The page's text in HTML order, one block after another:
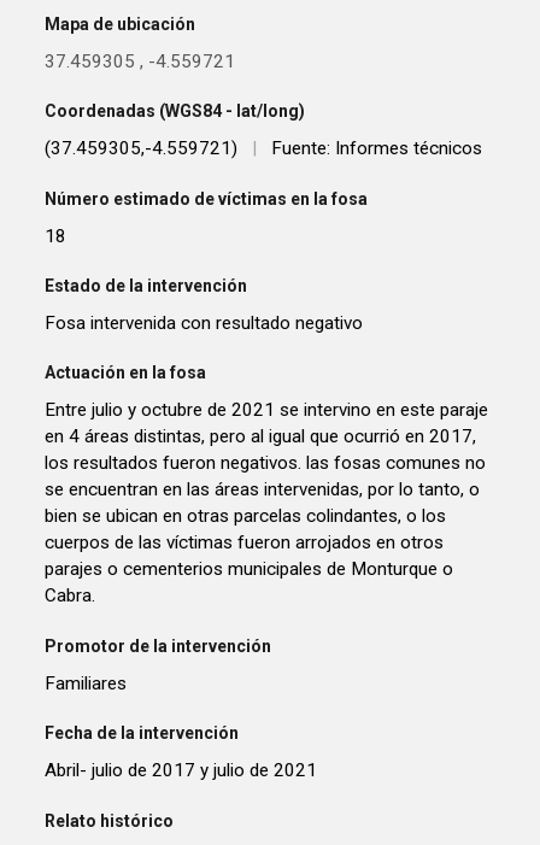
Mapa de ubicación
37.459305 , -4.559721
Coordenadas (WGS84 - lat/long)
(37.459305,-4.559721) | Fuente: Informes técnicos
Número estimado de víctimas en la fosa
18
Estado de la intervención
Fosa intervenida con resultado negativo
Actuación en la fosa
Entre julio y octubre de 2021 se intervino en este paraje
en 4 áreas distintas, pero al igual que ocurrió en 2017,
los resultados fueron negativos. las fosas comunes no
se encuentran en las áreas intervenidas, por lo tanto, o
bien se ubican en otras parcelas colindantes, o los
cuerpos de las víctimas fueron arrojados en otros
parajes o cementerios municipales de Monturque o
Cabra.
Promotor de la intervención
Familiares
Fecha de la intervención
Abril- julio de 2017 y julio de 2021
Relato histórico